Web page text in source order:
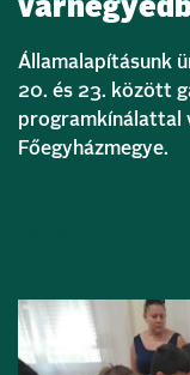
Államalapításunk
20. és 23. között
programkínálattal
Főegyházmegye.